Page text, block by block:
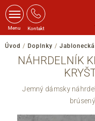
Menu Kontakt
Úvod / Doplnky /
NÁHRDELNÍK
Jemný dámsky